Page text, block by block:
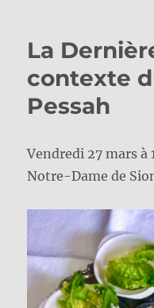
La
contexte
Pessah
Vendredi 27 mars à
Notre-Dame de